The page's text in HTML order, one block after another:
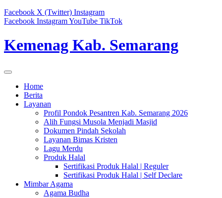
Facebook X (Twitter) Instagram
Facebook InstagramYouTube TikTok
Kemenag Kab. Semarang
Home
Berita
Layanan
Profil Pondok Pesantren Kab. Semarang 2026
Alih Fungsi Musola Menjadi Masjid
Dokumen Pindah Sekolah
Layanan Bimas Kristen
Lagu Merdu
Produk Halal
Sertifikasi Produk Halal | Reguler
Sertifikasi Produk Halal | Self Declare
Mimbar Agama
Agama Budha